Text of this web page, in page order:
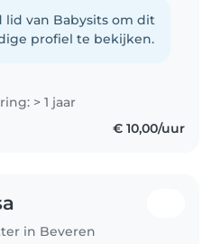
en kleuters. Ik speel
voorlees en doe
lid van Babysits om dit
profiel te bekijken.
> 1 jaar
€ 10,00/uur
in Beveren